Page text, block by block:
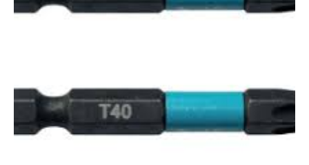
T40
Impact
količina